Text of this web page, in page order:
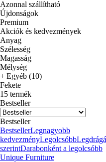
Azonnal szállítható
Újdonságok
Premium
Akciók és kedvezmények
Anyag
Szélesség
Magasság
Mélység
+ Egyéb (10)
Fekete
15 termék
Bestseller
Bestseller
BestsellerLegnagyobb
kedvezményLegolcsóbb
szerintDarabonként a legolcsóbb
Unique Furniture